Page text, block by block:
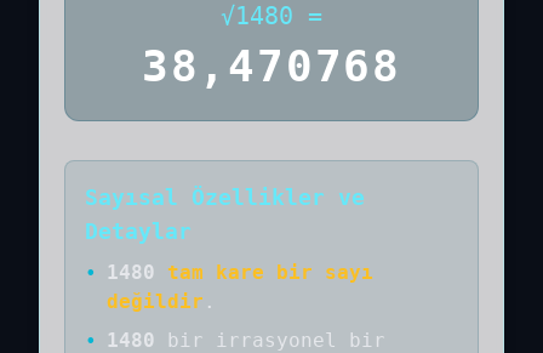
√1480 =
38,470768
Sayısal Özellikler ve
Detaylar
• 1480
tam kare bir sayı
değildir .
•
1480 bir
irrasyonel bir